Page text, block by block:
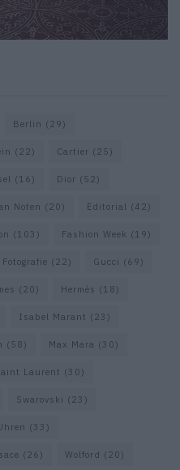
Berlin (29)
(22) Cartier (25)
(16) Dior (52)
Noten (20) Editorial (42)
(103) Fashion Week (19)
Fotografie (22) Gucci (69)
(20) Hermès (18)
Isabel Marant (23)
(58) Max Mara (30)
Laurent (30)
Swarovski (23)
(33)
(26) Wolford (20)